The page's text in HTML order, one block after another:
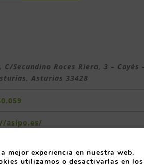
Secundino Roces Riera, 3 – Cayés
,Asturias 33428
asipo.es/
mejor experiencia en nuestra web.
utilizamos o desactivarlas en los